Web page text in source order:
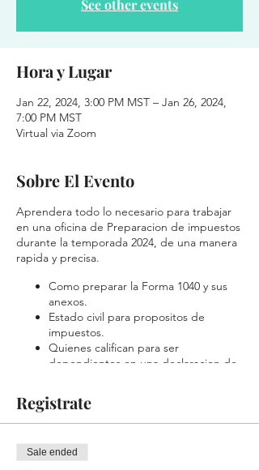
See other events
Hora y Lugar
Jan 22, 2024, 3:00 PM MST – Jan 26, 2024,
7:00 PM MST
Virtual via Zoom
Sobre El Evento
Aprendera todo lo necesario para trabajar
en una oficina de Preparacion de impuestos
durante la temporada 2024, de una manera
rapida y precisa.
Como preparar la Forma 1040 y sus
anexos.
Estado civil para propositos de
impuestos.
Quienes califican para ser
dependientes en una declaracion de
el contribuyente.
Como reconocer la elegibilidad de
Que ingresos se deben reportar en la
Registrate
Sale ended